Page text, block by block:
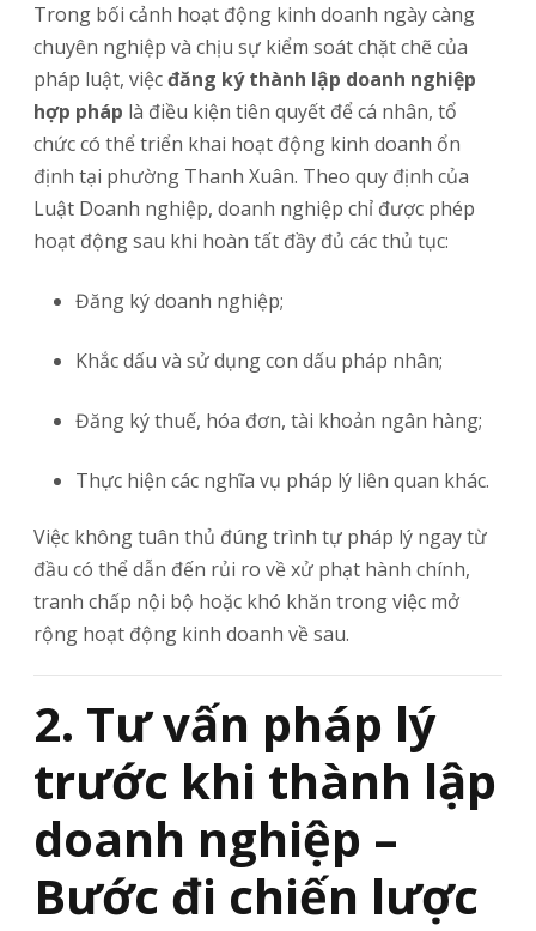
Trong bối cảnh hoạt động kinh doanh ngày càng
chuyên nghiệp và chịu sự kiểm soát chặt chẽ của
pháp luật, việcđăng ký thành lập doanh nghiệp
hợp pháp là điều kiện tiên quyết để cá nhân, tổ
chức có thể triển khai hoạt động kinh doanh ổn
định tại phường Thanh Xuân. Theo quy định của
Luật Doanh nghiệp, doanh nghiệp chỉ được phép
hoạt động sau khi hoàn tất đầy đủ các thủ tục:
Đăng ký doanh nghiệp;
Khắc dấu và sử dụng con dấu pháp nhân;
Đăng ký thuế, hóa đơn, tài khoản ngân hàng;
Thực hiện các nghĩa vụ pháp lý liên quan khác.
Việc không tuân thủ đúng trình tự pháp lý ngay từ
đầu có thể dẫn đến rủi ro về xử phạt hành chính,
tranh chấp nội bộ hoặc khó khăn trong việc mở
rộng hoạt động kinh doanh về sau.
2. Tư vấn pháp lý
trước khi thành lập
doanh nghiệp –
Bước đi chiến lược